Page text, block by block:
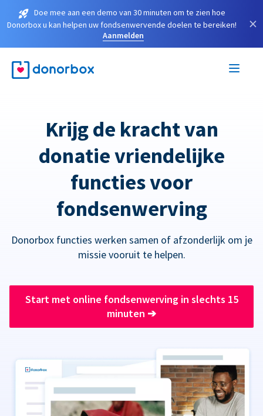
Doe mee aan een demo van 30 minuten om te zien hoe
Donorbox u kan helpen uw fondsenwervende doelen te bereiken!
Aanmelden
×
Krijg de kracht van
donatie vriendelijke
functies voor
fondsenwerving
Donorbox functies werken samen of afzonderlijk om je
missie vooruit te helpen.
Start met online fondsenwerving in slechts 15
minuten ➔